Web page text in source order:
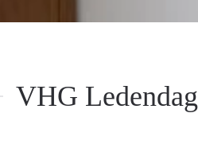
VHG Ledendag